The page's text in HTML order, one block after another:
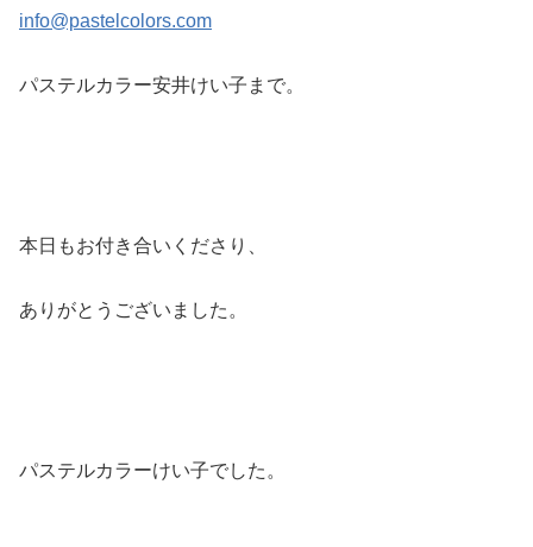
info@pastelcolors.com
パステルカラー安井けい子まで。
本日もお付き合いくださり、
ありがとうございました。
パステルカラーけい子でした。